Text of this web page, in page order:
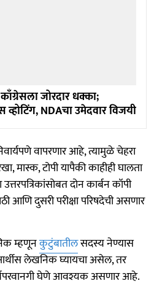
जोरदार धक्का;
NDAचा उमेदवार विजयी
वापरणार आहे, त्यामुळे चेहरा
मास्क, टोपी यापैकी काहीही घालता
उत्तरपत्रिकांसोबत दोन कार्बन कॉपी
आणि दुसरी परीक्षा परिषदेची असणार
म्हणूनकुटुंबातीलसदस्य नेण्यास
लेखनिक घ्यायचा असेल, तर
घेणे आवश्यक असणार आहे.